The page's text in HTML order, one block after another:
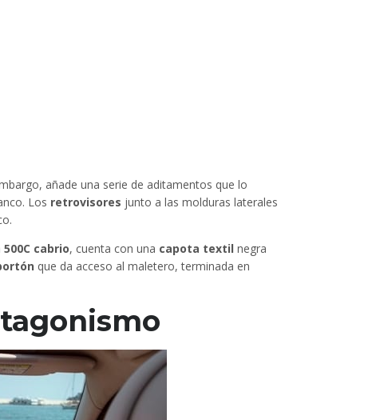
añade una serie de aditamentos que lo
Los retrovisores junto a las molduras laterales
500C cabrio, cuenta con una capota textil negra
que da acceso al maletero, terminada en